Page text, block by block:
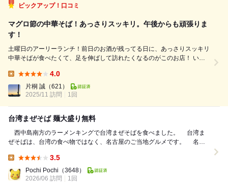
ピックアップ！口コミ
マグロ節の中華そば！あっさりスッキリ。午後からも頑張りま
す！
土曜日のアーリーランチ！前日のお酒が残ってる日に、あっさりスッキリ
中華そばが食べたくて、足を伸ばして訪れたくなるのがこのお店！ いら
声に迎えられカウンターに着席。11時半と早めの時間にも関わらず、奥
のテーブル席は埋まっています...
4.0
片桐 誠 （621）
2025/11 訪問
1回
台湾まぜそば 麺大盛り無料
西中島南方のラーメンキングで台湾まぜそばを食べました。 台湾ま
ぜそばは、台湾の食べ物ではなく、名古屋のご当地グルメです。 名古
3.5
Pochi Pochi （3648）
2026/06 訪問
1回